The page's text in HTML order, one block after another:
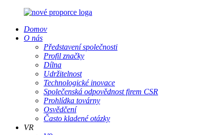
Domov
O nás
Představení společnosti
Profil značky
Dílna
Udržitelnost
Technologické inovace
Společenská odpovědnost firem CSR
Prohlídka továrny
Osvědčení
Často kladené otázky
VR